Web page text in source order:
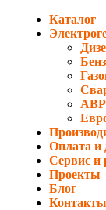
Каталог
Оплата и
Сервис и
Проекты
Блог
Контакты